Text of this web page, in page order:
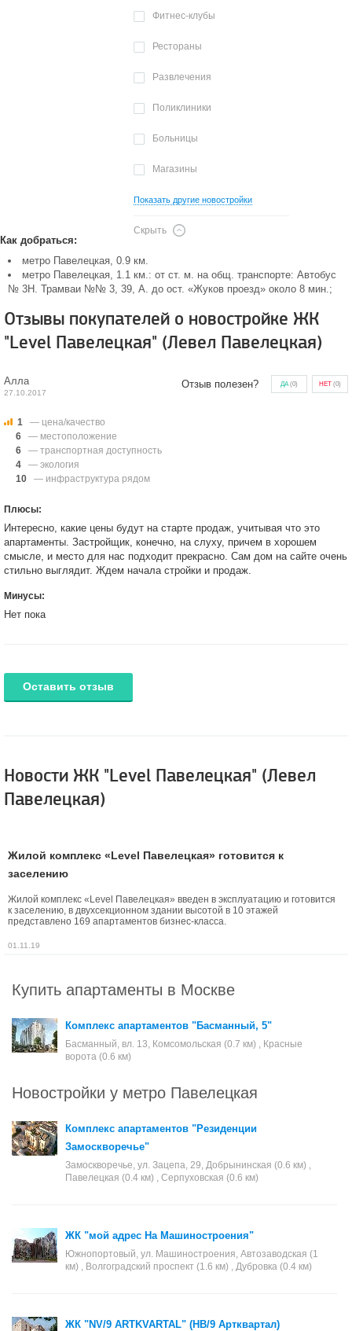
Фитнес-клубы
Рестораны
Развлечения
Поликлиники
Больницы
Магазины
Показать другие новостройки
Скрыть
Как добраться:
метро Павелецкая, 0.9 км.
метро Павелецкая, 1.1 км.: от ст. м. на общ. транспорте: Автобус
№ 3Н. Трамваи №№ 3, 39, А. до ост. «Жуков проезд» около 8 мин.;
Отзывы покупателей о новостройке ЖК
"Level Павелецкая" (Левел Павелецкая)
Алла
27.10.2017
Отзыв полезен? ДА(0) НЕТ (0)
1
— цена/качество
6
— местоположение
6
— транспортная доступность
4
— экология
10
— инфраструктура рядом
Плюсы:
Интересно, какие цены будут на старте продаж, учитывая что это
апартаменты. Застройщик, конечно, на слуху, причем в хорошем
смысле, и место для нас подходит прекрасно. Сам дом на сайте очень
стильно выглядит. Ждем начала стройки и продаж.
Минусы:
Нет пока
Оставить отзыв
Новости ЖК "Level Павелецкая" (Левел
Павелецкая)
Жилой комплекс «Level Павелецкая» готовится к
заселению
Жилой комплекс «Level Павелецкая» введен в эксплуатацию и готовится
к заселению, в двухсекционном здании высотой в 10 этажей
представлено 169 апартаментов бизнес-класса.
01.11.19
Купить апартаменты в Москве
Комплекс апартаментов "Басманный, 5"
Басманный, вл. 13, Комсомольская (0.7 км) , Красные
ворота (0.6 км)
Новостройки у метро Павелецкая
Комплекс апартаментов "Резиденции
Замоскворечье"
Замоскворечье, ул. Зацепа, 29, Добрынинская (0.6 км) ,
Павелецкая (0.4 км) , Серпуховская (0.6 км)
ЖК "мой адрес На Машиностроения"
Южнопортовый, ул. Машиностроения, Автозаводская (1
км) , Волгоградский проспект (1.6 км) , Дубровка (0.4 км)
ЖК "NV/9 ARTKVARTAL" (НВ/9 Артквартал)